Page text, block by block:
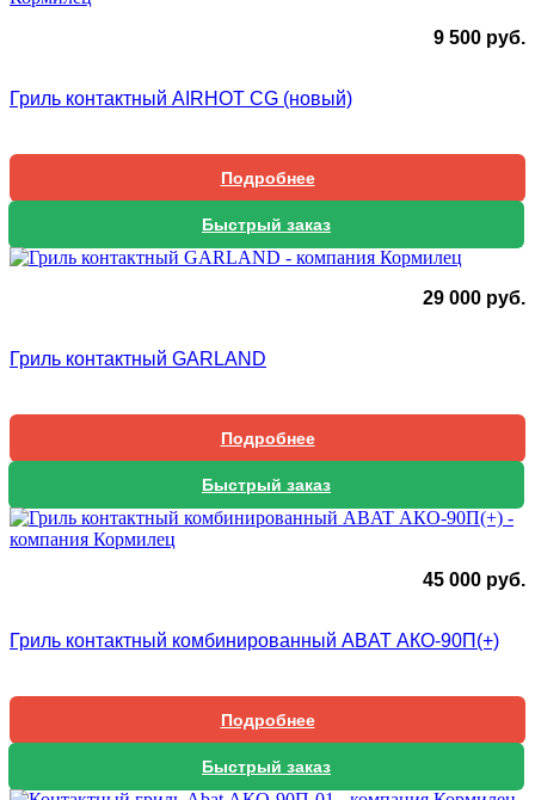
9 500 руб.
Гриль контактный AIRHOT CG (новый)
Подробнее
Быстрый заказ
29 000 руб.
Гриль контактный GARLAND
Подробнее
Быстрый заказ
45 000 руб.
Гриль контактный комбинированный ABAT АКО-90П(+)
Подробнее
Быстрый заказ